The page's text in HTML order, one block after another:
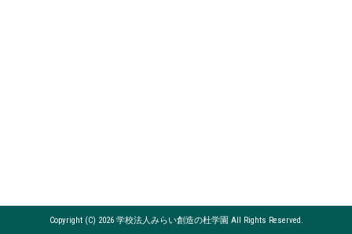
Copyright (C) 2026 学校法人みらい創造の杜学園 All Rights Reserved.